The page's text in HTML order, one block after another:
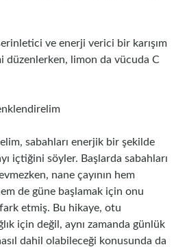
ve enerji verici bir karışım
düzenlerken, limon da vücuda C
sabahları enerjik bir şekilde
içtiğini söyler. Başlarda sabahları
nane çayının hem
de güne başlamak için onu
etmiş. Bu hikaye, otu
için değil, aynı zamanda günlük
dahil olabileceği konusunda da